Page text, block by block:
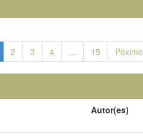
2 3 4 ... 15 Póximo
Autor(es)